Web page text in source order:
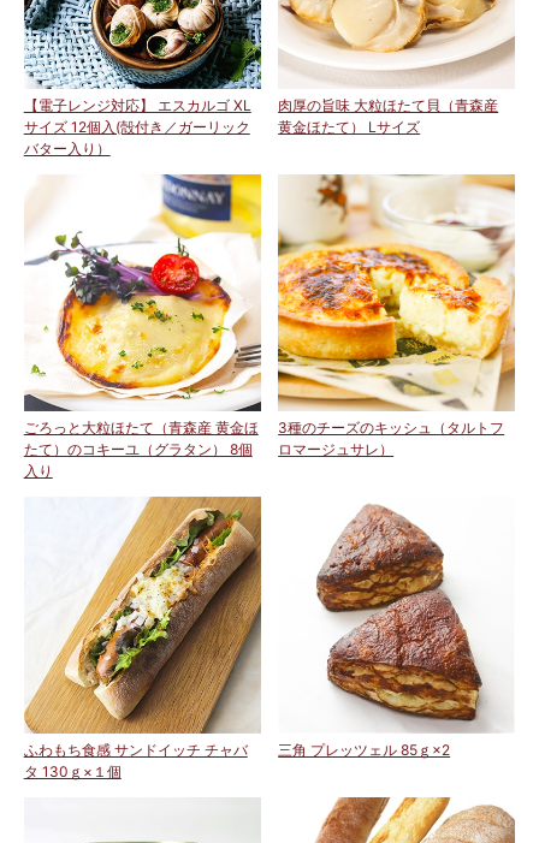
【電子レンジ対応】 エスカルゴ XL
サイズ 12個入(殻付き／ガーリック
バター入り）
肉厚の旨味 大粒ほたて貝（青森産
黄金ほたて） Lサイズ
ごろっと大粒ほたて（青森産 黄金ほ
たて）のコキーユ（グラタン） 8個
入り
3種のチーズのキッシュ（タルトフ
ロマージュサレ）
ふわもち食感 サンドイッチ チャバ
タ 130ｇ×１個
三角 プレッツェル 85ｇ×2